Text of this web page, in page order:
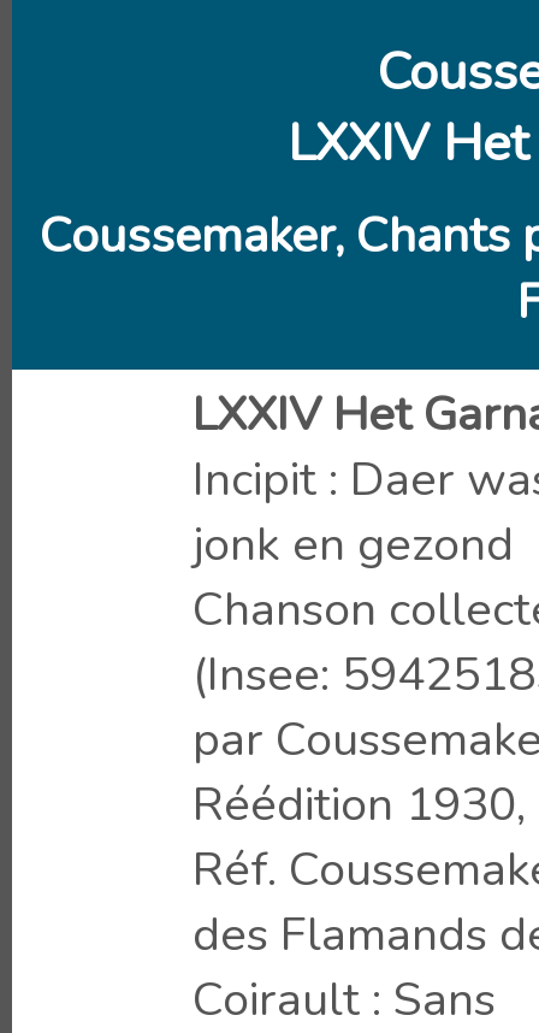
LXXIV
Coussemaker,
LXXIV Het
Incipit : Daer
jonk en gezond
Chanson
(Insee:
par
Réédition 1930,
Réf.
des Flamands
Coirault : Sans